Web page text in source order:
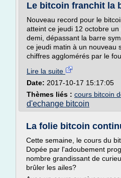
Le bitcoin franchit la
Nouveau record pour le
atteint ce jeudi 12 octobre
demi, dépassant la barre
ce jeudi matin à un nouveau
chiffres agglomérés par le
Lire la suite
Date: 2017-10-17 15:17:05
Thèmes liés : cours bitcoin
d'echange bitcoin
La folie bitcoin
Cette semaine, le cours du
Dopée par l'adoubement
nombre grandissant de
brûler les ailes?